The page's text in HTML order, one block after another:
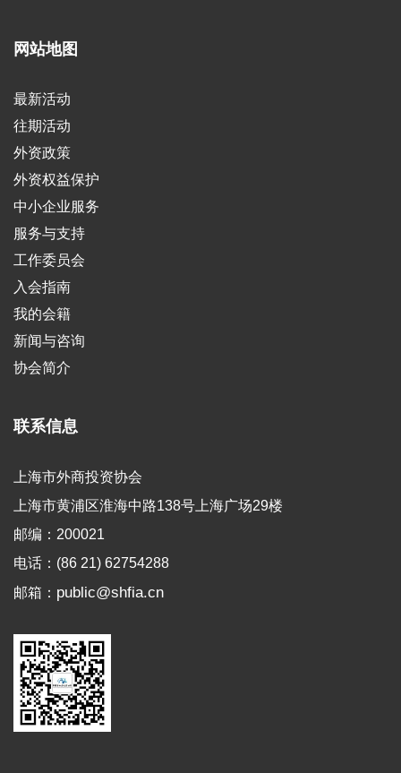
网站地图
最新活动
往期活动
外资政策
外资权益保护
中小企业服务
服务与支持
工作委员会
入会指南
我的会籍
新闻与咨询
协会简介
联系信息
上海市外商投资协会
上海市黄浦区淮海中路138号上海广场29楼
邮编：200021
电话：(86 21) 62754288
邮箱： public@shfia.cn